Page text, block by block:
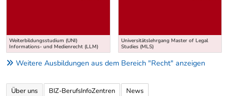
Weiterbildungsstudium (UNI)
Informations- und Medienrecht (LLM)
Universitätslehrgang Master of Legal
Studies (MLS)
Weitere Ausbildungen aus dem Bereich "Recht" anzeigen
Über uns BIZ-BerufsInfoZentren News